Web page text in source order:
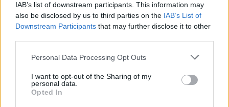
IAB’s list of downstream participants. This information may
also be disclosed by us to third parties on the IAB’s List of
Downstream Participants that may further disclose it to other
Personal Data Processing Opt Outs
I want to opt-out of the Sharing of my
personal data.
Opted In
Žiūrimiausi įrašai
Vaizdai iš tragiškos avarijos Vilniaus r.: dviejų moterų ir
Žinios | Lietuvos diena